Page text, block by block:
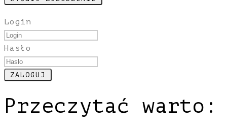
Login
Hasło
Przeczytać warto: